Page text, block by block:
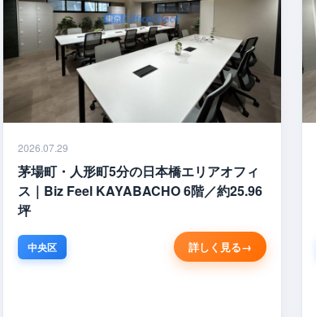
2026.07.29
茅場町・人形町5分の日本橋エリアオフィ
ス｜Biz Feel KAYABACHO 6階／約25.96
坪
中央区 詳しく見る